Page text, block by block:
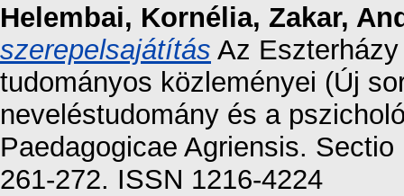
Helembai, Kornélia, Zakar,
szerepelsajátítás Az
tudományos közleményei (Új
neveléstudomány és a
Paedagogicae Agriensis.
261-272. ISSN 1216-4224